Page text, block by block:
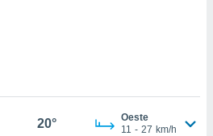
20°
Oeste
11 - 27 km/h